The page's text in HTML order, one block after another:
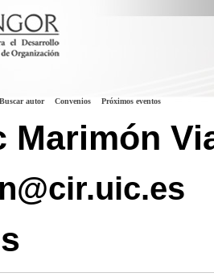
Buscar autor Convenios Próximos eventos
Marimón